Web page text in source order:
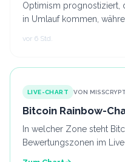
Optimism prognostiziert,
in Umlauf kommen,
Token absorbieren. Der
vor 6 Std.
LIVE-CHART VON
Bitcoin Rainbow-
In welcher Zone steht
Bewertungszonen im